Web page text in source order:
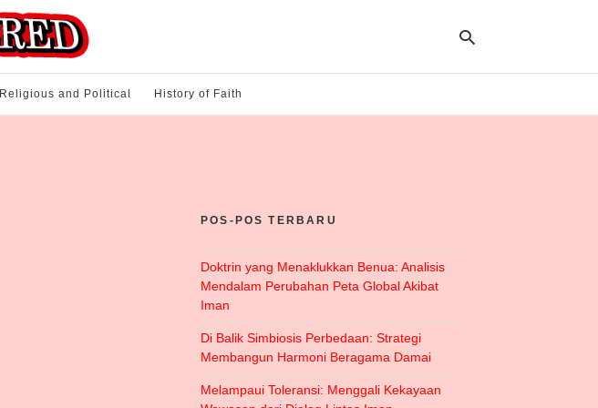
Religious and Political History of Faith
POS-POS TERBARU
Doktrin yang Menaklukkan Benua: Analisis
Mendalam Perubahan Peta Global Akibat
Iman
Di Balik Simbiosis Perbedaan: Strategi
Membangun Harmoni Beragama Damai
Melampaui Toleransi: Menggali Kekayaan